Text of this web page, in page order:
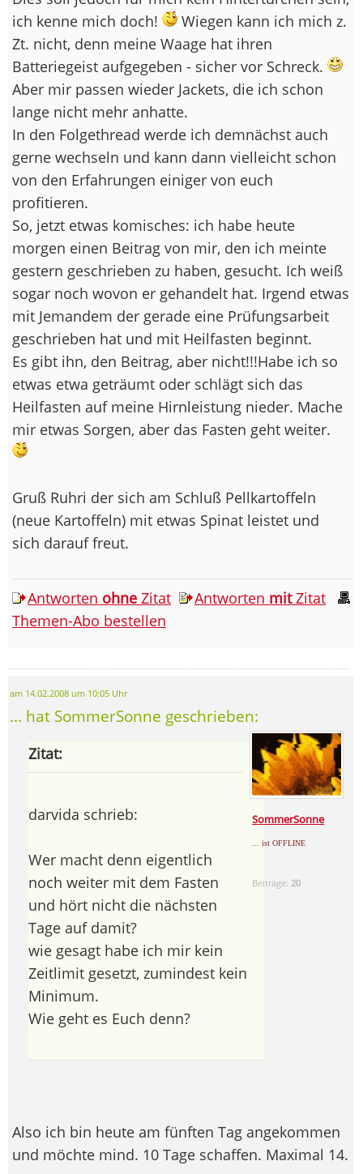
ich kenne mich doch!
Wiegen kann ich mich z.
Zt. nicht, denn meine Waage hat ihren
Batteriegeist aufgegeben - sicher vor Schreck.
Aber mir passen wieder Jackets, die ich schon
lange nicht mehr anhatte.
In den Folgethread werde ich demnächst auch
gerne wechseln und kann dann vielleicht schon
von den Erfahrungen einiger von euch
profitieren.
So, jetzt etwas komisches: ich habe heute
morgen einen Beitrag von mir, den ich meinte
gestern geschrieben zu haben, gesucht. Ich weiß
sogar noch wovon er gehandelt hat. Irgend etwas
mit Jemandem der gerade eine Prüfungsarbeit
geschrieben hat und mit Heilfasten beginnt.
Es gibt ihn, den Beitrag, aber nicht!!!Habe ich so
etwas etwa geträumt oder schlägt sich das
Heilfasten auf meine Hirnleistung nieder. Mache
mir etwas Sorgen, aber das Fasten geht weiter.
Gruß Ruhri der sich am Schluß Pellkartoffeln
(neue Kartoffeln) mit etwas Spinat leistet und
sich darauf freut.
Antworten ohne Zitat Antworten mitZitat
Themen-Abo bestellen
am 14.02.2008 um 10:05 Uhr
... hat SommerSonne geschrieben:
SommerSonne
... ist OFFLINE
Beiträge:20
Zitat:
darvida schrieb:
Wer macht denn eigentlich
noch weiter mit dem Fasten
und hört nicht die nächsten
Tage auf damit?
wie gesagt habe ich mir kein
Zeitlimit gesetzt, zumindest kein
Minimum.
Wie geht es Euch denn?
Also ich bin heute am fünften Tag angekommen
und möchte mind. 10 Tage schaffen. Maximal 14.